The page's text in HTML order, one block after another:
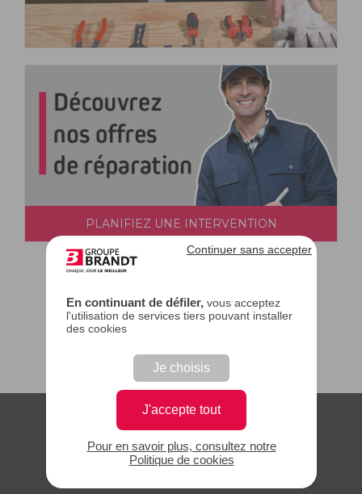
En continuant de défiler,vous acceptez
l'utilisation de services tiers pouvant installer
des cookies
Je choisis
J'accepte tout
Continuer sans accepter
Pour en savoir plus, consultez notre
Politique de cookies
PLANIFIEZ UNE INTERVENTION
PIECES DETACHEES BRANDT